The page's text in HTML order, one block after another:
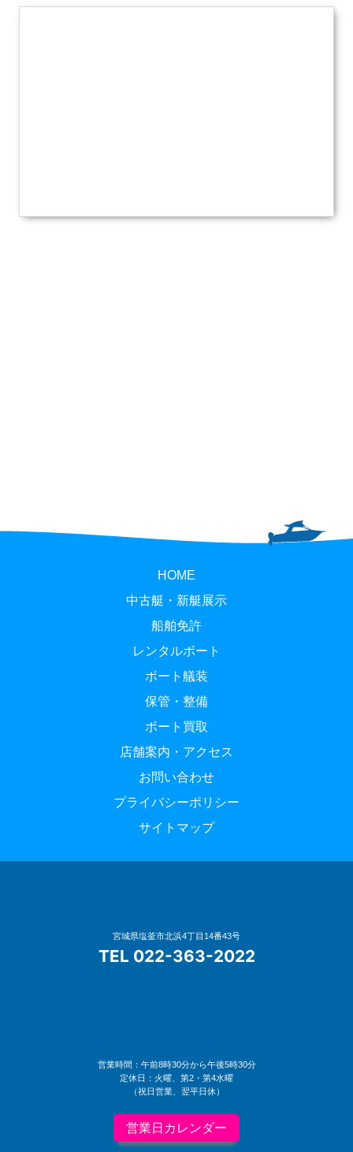
HOME
中古艇・新艇展示
船舶免許
レンタルボート
ボート艤装
保管・整備
ボート買取
店舗案内・アクセス
お問い合わせ
プライバシーポリシー
サイトマップ
宮城県塩釜市北浜4丁目14番43号
TEL 022-363-2022
営業時間：午前8時30分から午後5時30分
定休日：火曜、第2・第4水曜
（祝日営業、翌平日休）
営業日カレンダー